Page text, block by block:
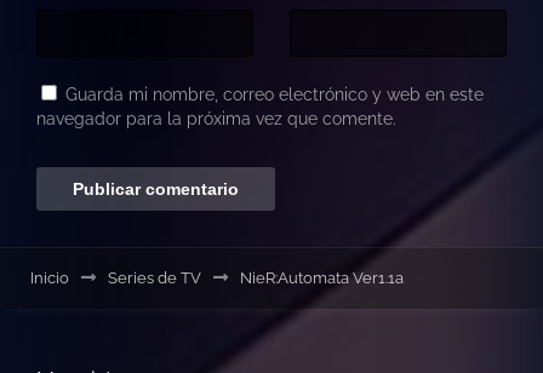
Guarda mi nombre, correo electrónico y web en este
navegador para la próxima vez que comente.
Inicio Series de TV NieR:Automata Ver1.1a